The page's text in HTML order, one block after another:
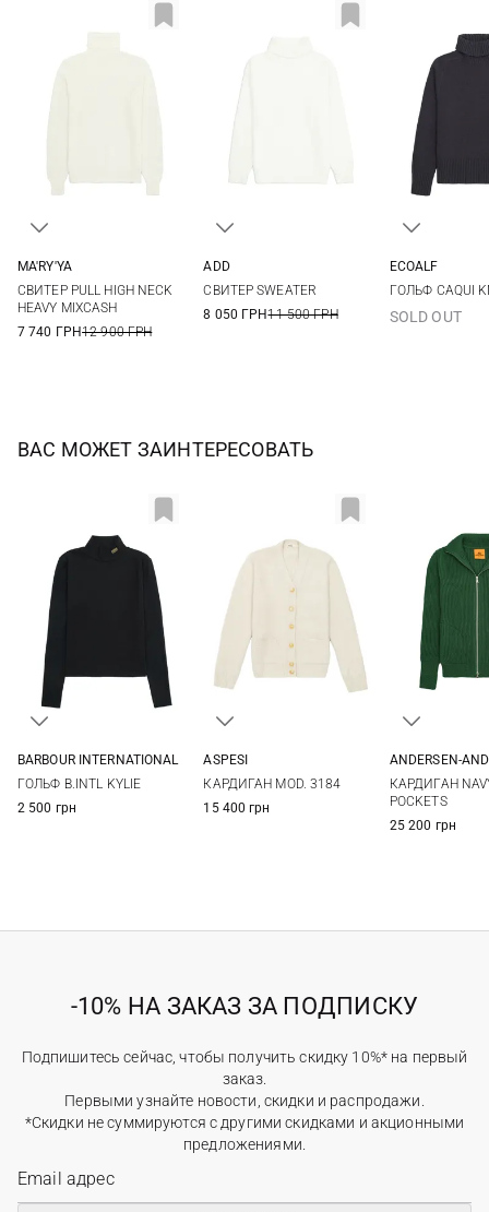
MA'RY'YA
СВИТЕР PULL HIGH NECK
HEAVY MIXCASH
7 740 ГРН12 900 ГРН
ADD
СВИТЕР SWEATER
8 050 ГРН11 500 ГРН
ECOALF
ГОЛЬФ CAQUI
SOLD OUT
ВАС МОЖЕТ ЗАИНТЕРЕСОВАТЬ
BARBOUR INTERNATIONAL
ГОЛЬФ B.INTL KYLIE
2 500 грн
ASPESI
КАРДИГАН MOD. 3184
15 400 грн
XL
ANDERSEN-
КАРДИГАН
POCKETS
25 200 грн
-10% НА ЗАКАЗ ЗА ПОДПИСКУ
Подпишитесь сейчас, чтобы получить скидку 10%* на первый
заказ.
Первыми узнайте новости, скидки и распродажи.
*Скидки не суммируются с другими скидками и акционными
предложениями.